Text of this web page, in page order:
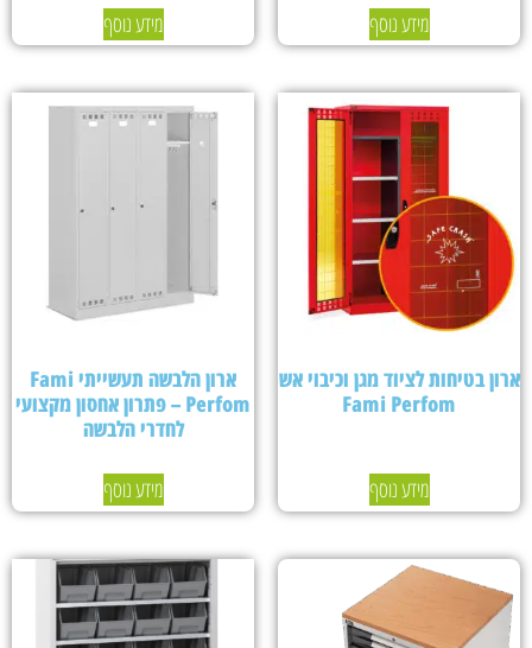
מידע נוסף מידע נוסף
ארון בטיחות לציוד מגן וכיבוי אש
Fami Perfom
מידע נוסף
ארון הלבשה תעשייתי Fami
Perfom – פתרון אחסון מקצועי
לחדרי הלבשה
מידע נוסף